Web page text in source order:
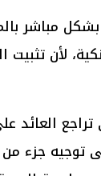
مباشر
لأن تثبيت
العائد
جزء من